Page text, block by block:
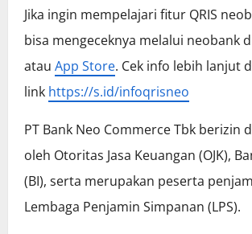
Jika ingin mempelajari fitur QRIS
bisa mengeceknya melalui neobank
atau App Store. Cek info lebih lanjut
link https://s.id/infoqrisneo
PT Bank Neo Commerce Tbk berizin
oleh Otoritas Jasa Keuangan (OJK),
(BI), serta merupakan peserta
Lembaga Penjamin Simpanan (LPS).